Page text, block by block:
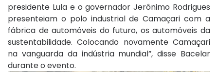
presidente Lula e o governador Jerônimo Rodrigues
presenteiam o polo industrial de Camaçari com a
fábrica de automóveis do futuro, os automóveis da
sustentabilidade. Colocando novamente Camaçari
na vanguarda da indústria mundial”, disse Bacelar
durante o evento.